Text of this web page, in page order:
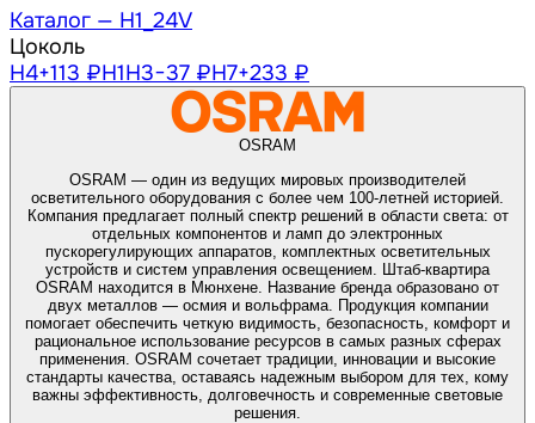
Каталог — H1_24V
Цоколь
H4+113 ₽H1H3−37 ₽H7+233 ₽
OSRAM
OSRAM — один из ведущих мировых производителей
осветительного оборудования с более чем 100-летней историей.
Компания предлагает полный спектр решений в области света: от
отдельных компонентов и ламп до электронных
пускорегулирующих аппаратов, комплектных осветительных
устройств и систем управления освещением. Штаб-квартира
OSRAM находится в Мюнхене. Название бренда образовано от
двух металлов — осмия и вольфрама. Продукция компании
помогает обеспечить четкую видимость, безопасность, комфорт и
рациональное использование ресурсов в самых разных сферах
применения. OSRAM сочетает традиции, инновации и высокие
стандарты качества, оставаясь надежным выбором для тех, кому
важны эффективность, долговечность и современные световые
решения.